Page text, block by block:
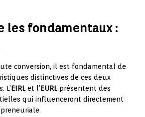
les fondamentaux :
conversion, il est fondamental de
distinctives de ces deux
L’EIRL et l’EURL présentent des
qui influenceront directement